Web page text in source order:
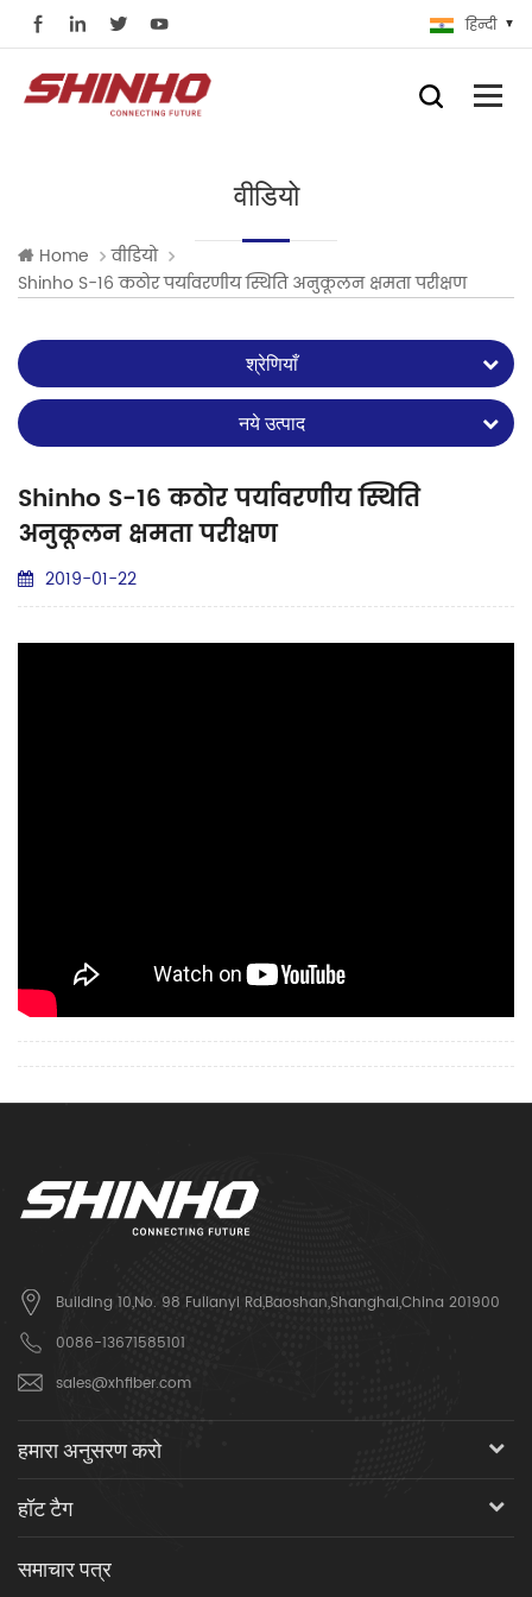
हिन्दी
वीडियो
Home
वीडियो
Shinho S-16 कठोर पर्यावरणीय स्थिति अनुकूलन क्षमता परीक्षण
श्रेणियाँ
नये उत्पाद
Shinho S-16 कठोर पर्यावरणीय स्थिति
अनुकूलन क्षमता परीक्षण
2019-01-22
Building 10,No. 98 Fulianyi Rd,Baoshan,Shanghai,China 201900
0086-13671585101
sales@xhfiber.com
हमारा अनुसरण करो
हॉट टैग
समाचार पत्र